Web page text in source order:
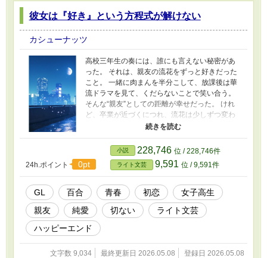
彼女は『好き』という方程式が解けない
カシューナッツ
高校三年生の奏には、誰にも言えない秘密があ
った。 それは、親友の流花をずっと好きだった
こと。 一緒に肉まんを半分こして、放課後は華
流ドラマを見て、くだらないことで笑い合う。
そんな“親友”としての距離が幸せだった。 けれ
ど、卒業が近づくにつれ、流花は少しずつ変わ
っていく。 大学、恋人、未来──置いていかれる
は、知られてはいけない」 そう思っていたはず
なのに、ある冬の日。 冗談みたいなキスをきっ
かけに、二人の関係は静かに壊れ始める。 これ
は、“好き”の答えを探し続けた、二人の女の子の
初恋の物語。
24h.ポイント 0pt
小説 228,746 位 / 228,746件
ライト文芸 9,591 位 / 9,591件
GL 百合 青春 初恋
女子高生
親友
純愛 切ない
ライト文芸
ハッピーエンド
文字数 9,034 最終更新日 2026.05.08 登録日 2026.05.08